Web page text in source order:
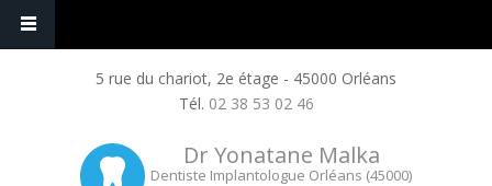
5 rue du chariot, 2e étage - 45000 Orléans
Tél. 02 38 53 02 46
Dr Yonatane Malka
Dentiste Implantologue Orléans (45000)